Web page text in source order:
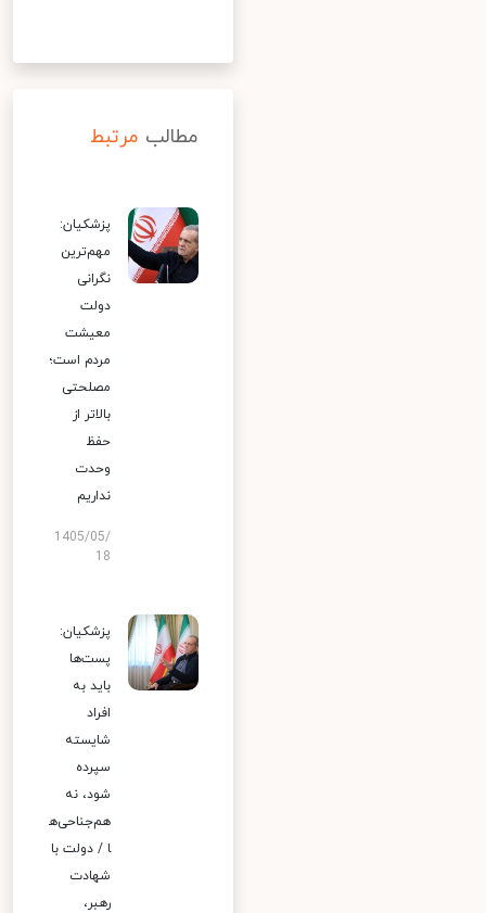
مطالب مرتبط
پزشکیان:
مهم‌ترین
نگرانی
دولت
معیشت
مردم است؛
مصلحتی
بالاتر از
حفظ
وحدت
نداریم
1405/05/
18
پزشکیان:
پست‌ها
باید به
افراد
شایسته
سپرده
شود، نه
هم‌جناحی‌ه
ا / دولت با
شهادت
رهبر،